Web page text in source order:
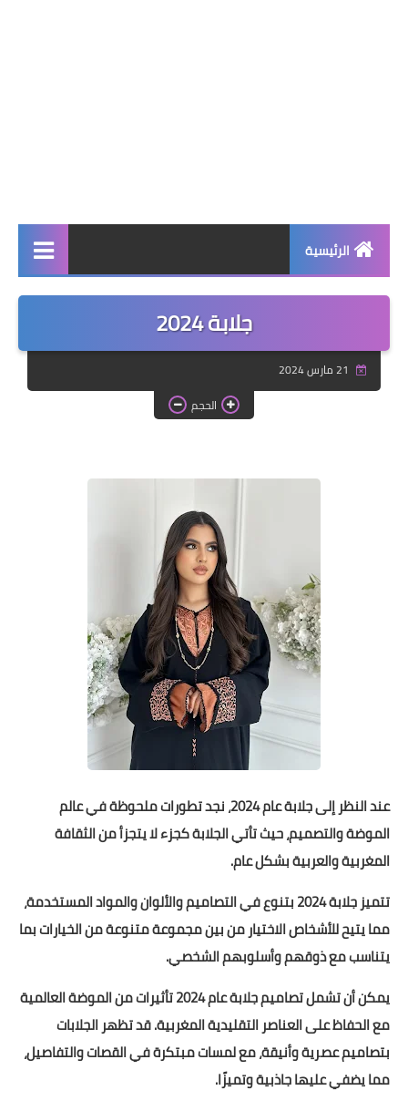
الرئيسية
صحة وجمال
نصائح ومعلومات
دروس الراندة للمبتدئات
جلابة 2024
الحجم
عند النظر إلى جلابة عام 2024، نجد تطورات ملحوظة في عالم
الموضة والتصميم، حيث تأتي الجلابة كجزء لا يتجزأ من الثقافة
المغربية والعربية بشكل عام.
تتميز جلابة 2024 بتنوع في التصاميم والألوان والمواد المستخدمة،
مما يتيح للأشخاص الاختيار من بين مجموعة متنوعة من الخيارات بما
يتناسب مع ذوقهم وأسلوبهم الشخصي.
يمكن أن تشمل تصاميم جلابة عام 2024 تأثيرات من الموضة العالمية
مع الحفاظ على العناصر التقليدية المغربية. قد تظهر الجلابات
بتصاميم عصرية وأنيقة، مع لمسات مبتكرة في القصات والتفاصيل،
مما يضفي عليها جاذبية وتميزًا.